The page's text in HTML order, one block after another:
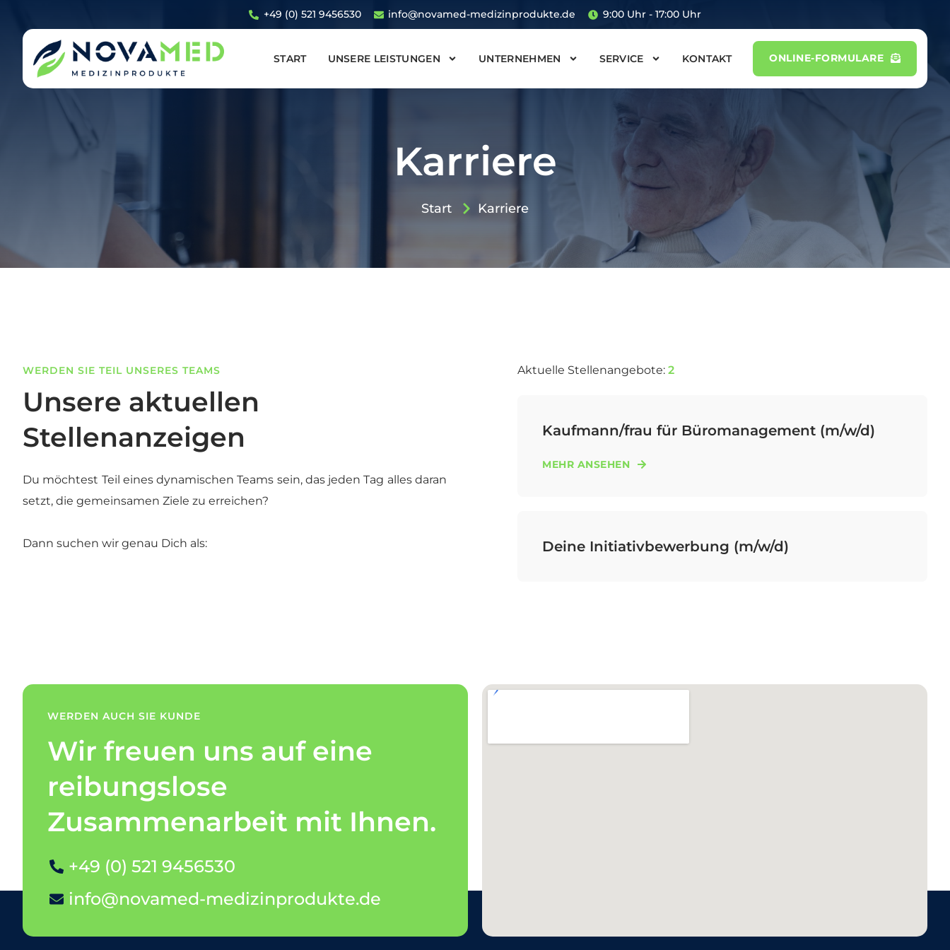
+49 (0) 521 9456530 info@novamed-medizinprodukte.de 9:00 Uhr - 17:00 Uhr
START UNSERE LEISTUNGEN UNTERNEHMEN SERVICE KONTAKT ONLINE-FORMULARE
Karriere
Start Karriere
WERDEN SIE TEIL UNSERES TEAMS
Unsere aktuellen
Stellenanzeigen
Du möchtest Teil eines dynamischen Teams sein, das jeden Tag alles daran
setzt, die gemeinsamen Ziele zu erreichen?
Dann suchen wir genau Dich als:
Aktuelle Stellenangebote: 2
Kaufmann/frau für Büromanagement (m/w/d)
MEHR ANSEHEN
Deine Initiativbewerbung (m/w/d)
WERDEN AUCH SIE KUNDE
Wir freuen uns auf eine
reibungslose
Zusammenarbeit mit Ihnen.
+49 (0) 521 9456530
info@novamed-medizinprodukte.de